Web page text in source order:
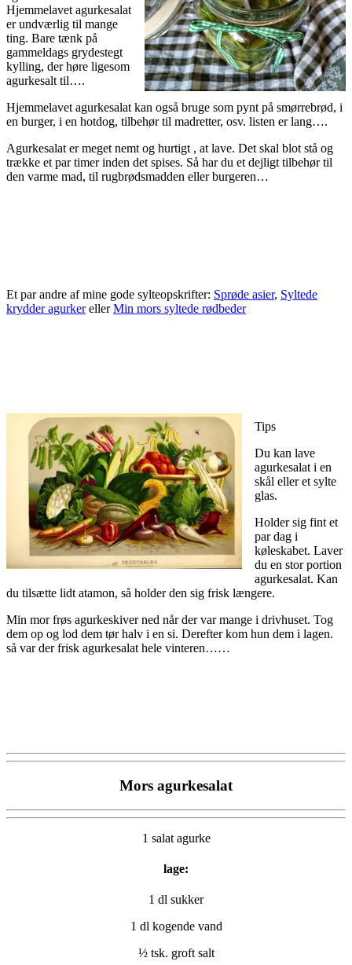
Hjemmelavet agurkesalat
er undværlig til mange
ting. Bare tænk på
gammeldags grydestegt
kylling, der høre ligesom
agurkesalt til….
Hjemmelavet agurkesalat kan også bruge som pynt på smørrebrød, i
en burger, i en hotdog, tilbehør til madretter, osv. listen er lang….
Agurkesalat er meget nemt og hurtigt , at lave. Det skal blot stå og
trække et par timer inden det spises. Så har du et dejligt tilbehør til
den varme mad, til rugbrødsmadden eller burgeren…
Et par andre af mine gode sylteopskrifter: Sprøde asier, Syltede
krydder agurkerellerMin mors syltede rødbeder
Tips
Du kan lave
agurkesalat i en
skål eller et sylte
glas.
Holder sig fint et
par dag i
køleskabet. Laver
du en stor portion
agurkesalat. Kan
du tilsætte lidt atamon, så holder den sig frisk længere.
Min mor frøs agurkeskiver ned når der var mange i drivhuset. Tog
dem op og lod dem tør halv i en si. Derefter kom hun dem i lagen.
så var der frisk agurkesalat hele vinteren……
Mors agurkesalat
1 salat agurke
lage:
1 dl sukker
1 dl kogende vand
½ tsk. groft salt